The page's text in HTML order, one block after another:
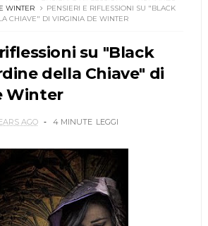
WINTER
PENSIERI E RIFLESSIONI SU "BLACK
CHIAVE" DI VIRGINIA DE WINTER
su "Black
della Chiave" di
Winter
AGO 4 MINUTE LEGGI